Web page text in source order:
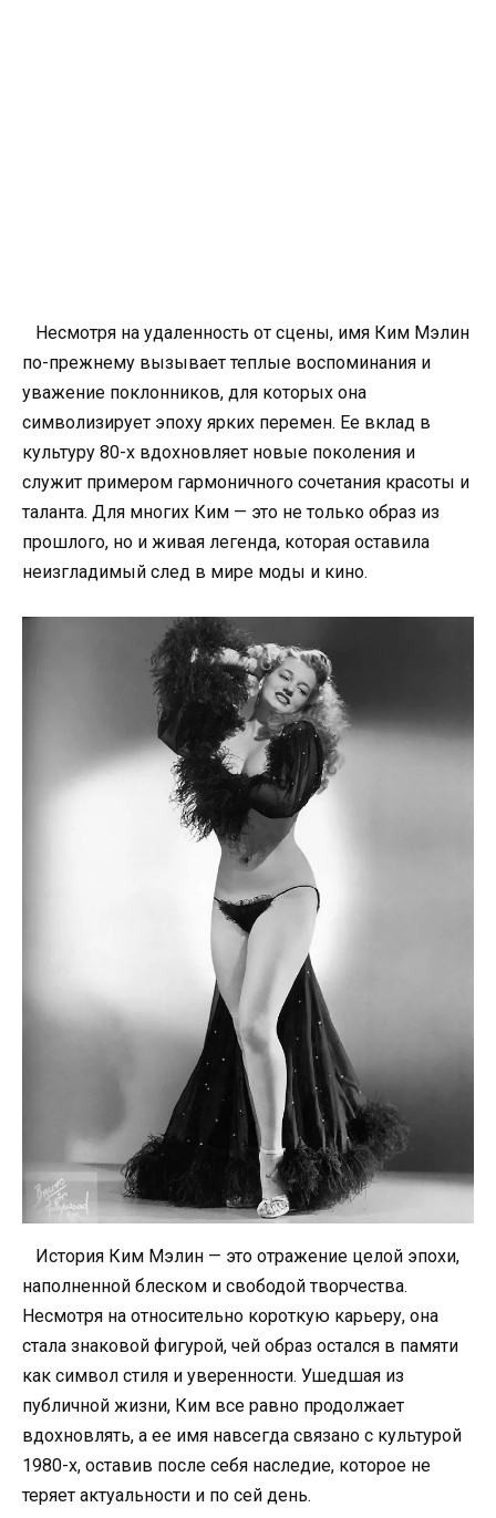
Несмотря на удаленность от сцены, имя Ким Мэлин
по-прежнему вызывает теплые воспоминания и
уважение поклонников, для которых она
символизирует эпоху ярких перемен. Ее вклад в
культуру 80-х вдохновляет новые поколения и
служит примером гармоничного сочетания красоты и
таланта. Для многих Ким — это не только образ из
прошлого, но и живая легенда, которая оставила
неизгладимый след в мире моды и кино.
История Ким Мэлин — это отражение целой эпохи,
наполненной блеском и свободой творчества.
Несмотря на относительно короткую карьеру, она
стала знаковой фигурой, чей образ остался в памяти
как символ стиля и уверенности. Ушедшая из
публичной жизни, Ким все равно продолжает
вдохновлять, а ее имя навсегда связано с культурой
1980-х, оставив после себя наследие, которое не
теряет актуальности и по сей день.